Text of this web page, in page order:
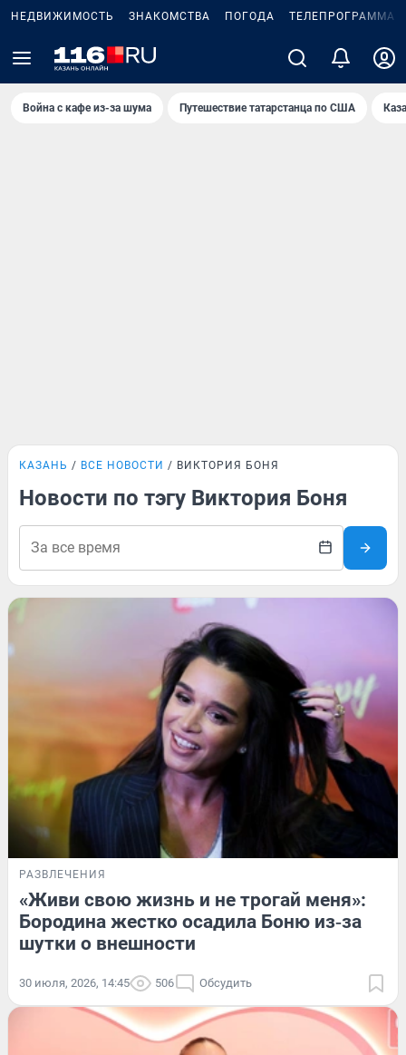
НЕДВИЖИМОСТЬ ЗНАКОМСТВА ПОГОДА ТЕЛЕПРОГРАММА
Война с кафе из-за шума Путешествие татарстанца по США
КАЗАНЬ ВСЕ НОВОСТИ ВИКТОРИЯ БОНЯ
Новости по тэгу Виктория Боня
РАЗВЛЕЧЕНИЯ
«Живи свою жизнь и не трогай меня»:
Бородина жестко осадила Боню из‑за
шутки о внешности
30 июля, 2026, 14:45 506 Обсудить